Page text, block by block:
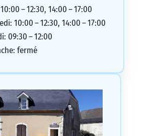
– 12:30, 14:00 – 17:00
10:00 – 12:30, 14:00 – 17:00
09:30 – 12:00
fermé